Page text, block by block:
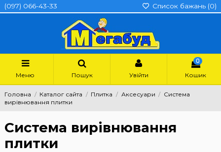
(097) 066-43-33 Список бажань (0)
Меню Пошук Увійти
0
Кошик
Головна Каталог сайта Плитка Аксесуари
Система
вирівнювання плитки
Система вирівнювання
плитки